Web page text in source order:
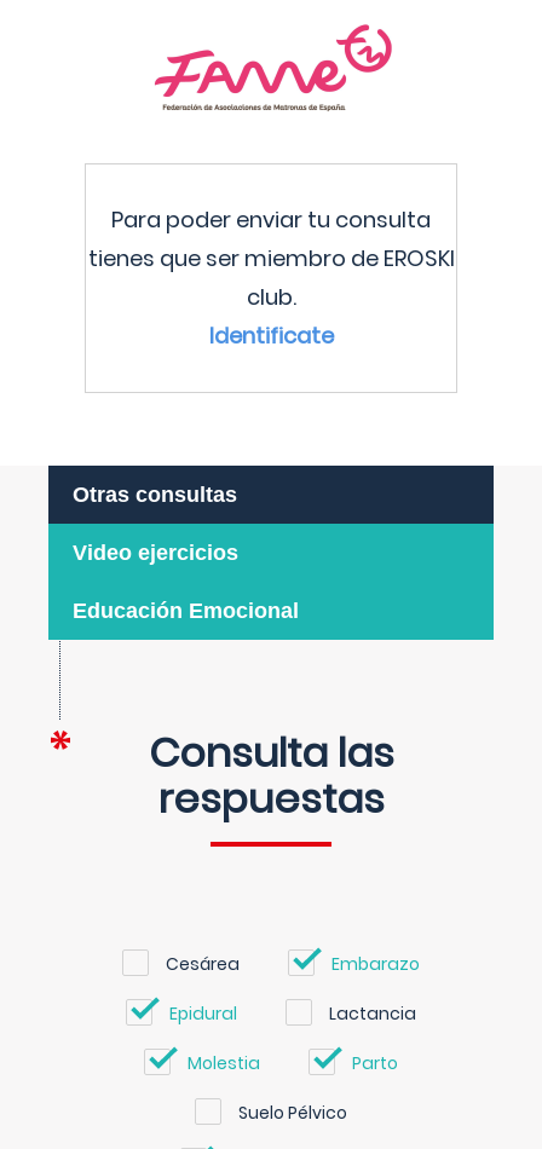
Para poder enviar tu consulta
tienes que ser miembro de EROSKI
club.
Identificate
Otras consultas
Video ejercicios
Educación Emocional
Consulta las
respuestas
Cesárea Embarazo
Epidural Lactancia
Molestia Parto
Suelo Pélvico